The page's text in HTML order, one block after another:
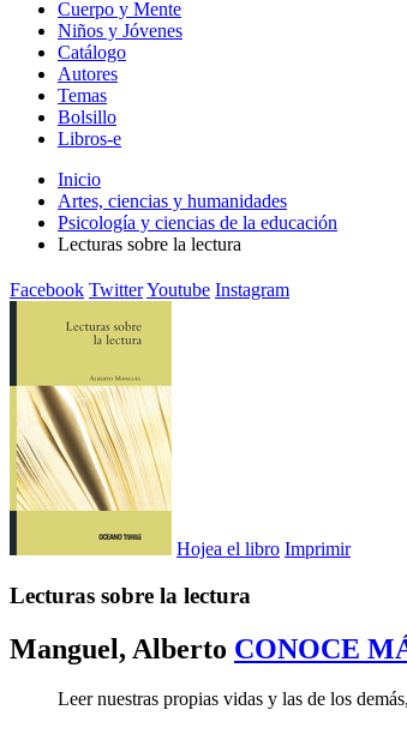
Cuerpo y Mente
Niños y Jóvenes
Catálogo
Autores
Temas
Bolsillo
Libros-e
Inicio
Artes, ciencias y humanidades
Psicología y ciencias de la educación
Lecturas sobre la lectura
Facebook TwitterYoutube Instagram
Hojea el libro Imprimir
Lecturas sobre la lectura
Manguel, Alberto CONOCE
Leer nuestras propias vidas y las de los